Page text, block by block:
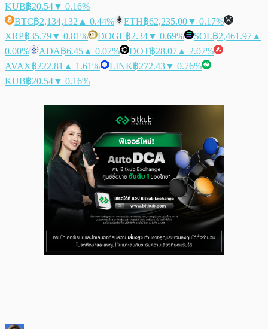
KUB฿20.54▼ 0.16%
BTC฿2,134,132 ▲ 0.44% ETH฿62,235.00▼ 0.17%
XRP฿35.79▼ 0.81% DOGE฿2.34▼ 0.69% SOL฿2,461.97 ▲
0.00%
ADA฿6.45 ▲ 0.07% DOT฿28.07 ▲ 2.07%
AVAX฿222.81 ▲ 1.61% LINK฿272.43▼ 0.76%
KUB฿20.54▼ 0.16%